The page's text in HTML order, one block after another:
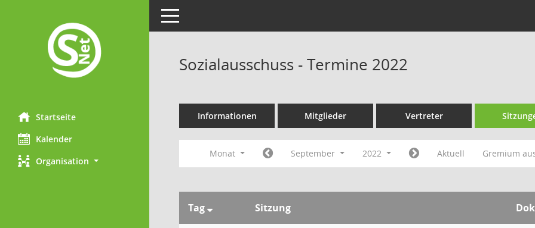
Startseite
Kalender
Organisation
Toggle navigation
Sozialausschuss - Termine 2022
Informationen Mitglieder Vertreter
Monat September 2022 Aktuell Gremium
Tag Sitzung